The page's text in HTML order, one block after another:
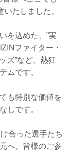
たしました。
を込めた、”実
ファイター・
ズ”など、熱狂
ムです。
も特別な価値を
しです。
合った選手たち
へ。皆様のご参